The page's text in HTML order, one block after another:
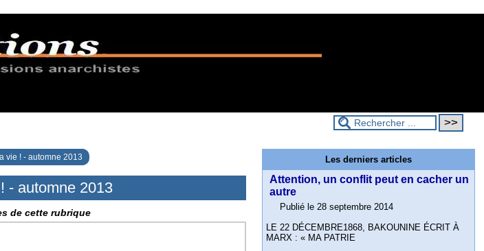
vie ! - automne 2013
- automne 2013
de cette rubrique
Les derniers articles
Attention, un conflit peut en cacher un
autre
Publié le 28 septembre 2014
LE 22 DÉCEMBRE1868, BAKOUNINE ÉCRIT À
MARX : « MA PATRIE